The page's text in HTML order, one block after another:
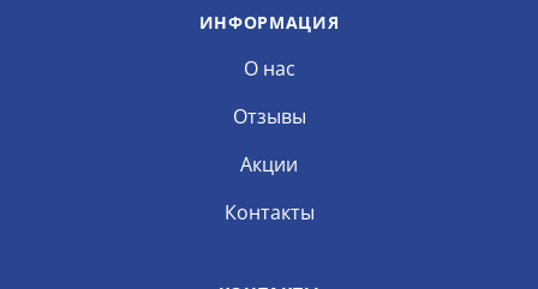
ИНФОРМАЦИЯ
О нас
Отзывы
Акции
Контакты